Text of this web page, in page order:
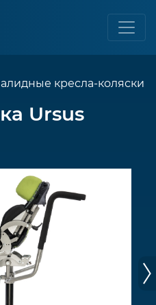
кресла-коляски
Ursus